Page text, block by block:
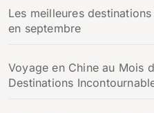
Les meilleures
en septembre
Voyage en Chine au Mois
Destinations